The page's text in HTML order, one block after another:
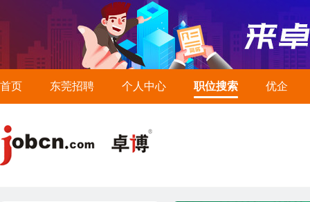
首页 东莞招聘 个人中心 职位搜索 优企